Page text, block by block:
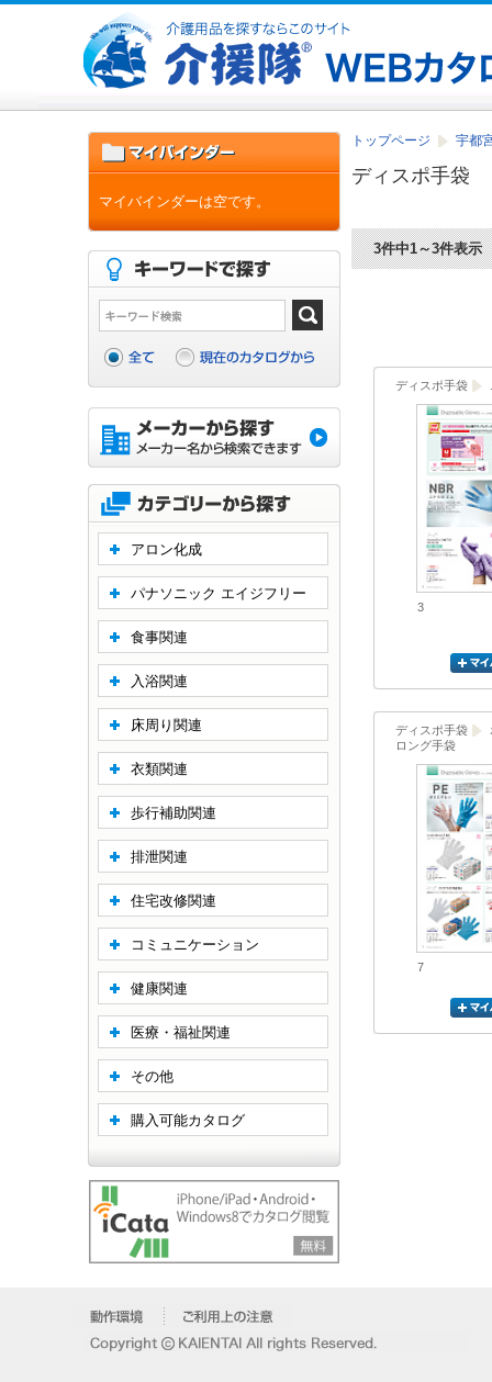
トップページ 宇都
ディスポ手袋
3件中1～3件表示
ディスポ手袋
3
ディスポ手袋
ロング手袋
7
マイバインダーは空です。
アロン化成
パナソニック エイジフリー
食事関連
入浴関連
床周り関連
衣類関連
歩行補助関連
排泄関連
住宅改修関連
コミュニケーション
健康関連
医療・福祉関連
その他
購入可能カタログ